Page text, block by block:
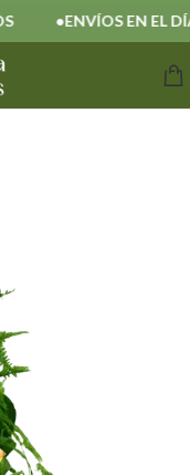
ENVÍOS EN EL DÍA